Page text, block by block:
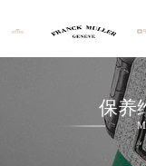
保养
2026年6月法
2026年6月北